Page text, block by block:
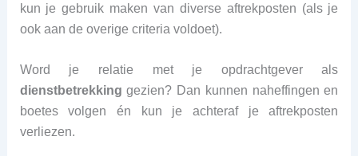
kun je gebruik maken van diverse aftrekposten (als je
ook aan de overige criteria voldoet).
Word je relatie met je opdrachtgever als
dienstbetrekking gezien? Dan kunnen naheffingen en
boetes volgen én kun je achteraf je aftrekposten
verliezen.